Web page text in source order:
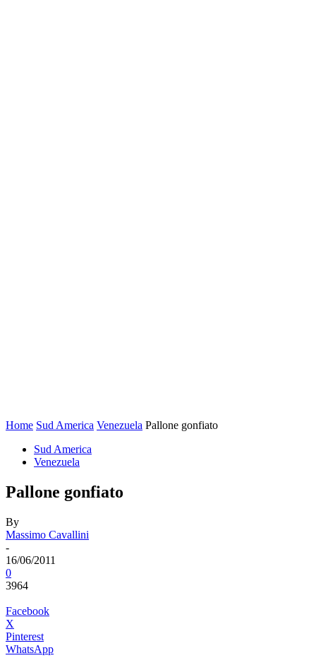
Home Sud America Venezuela Pallone gonfiato
Sud America
Venezuela
Pallone gonfiato
By
Massimo Cavallini
-
16/06/2011
0
3964
Facebook
X
Pinterest
WhatsApp